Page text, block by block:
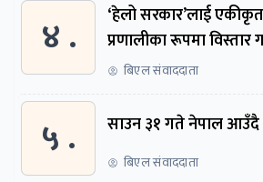
४ .
‘हेलो सरकार’लाई
प्रणालीका रूपमा विस्तार
बिएल संवाददाता
५ . साउन ३१ गते नेपाल आउँदै
बिएल संवाददाता